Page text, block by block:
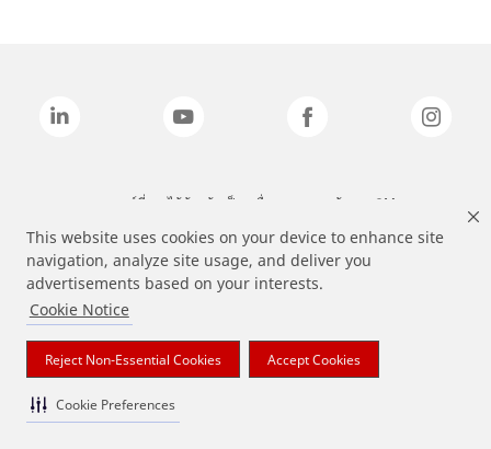
This website uses cookies on your device to enhance site
navigation, analyze site usage, and deliver you
advertisements based on your interests.
Cookie Notice
Reject Non-Essential Cookies Accept Cookies
Cookie Preferences
แบรนด์ที่ระบุไว้ข้างต้นเป็นเครื่องหมายการค้าของ 3M